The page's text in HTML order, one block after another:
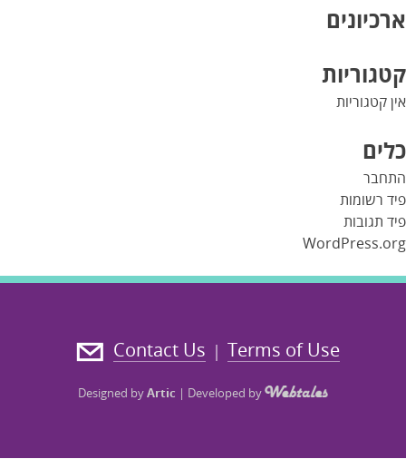
ארכיונים
קטגוריות
אין קטגוריות
כלים
התחבר
פיד רשומות
פיד תגובות
WordPress.org
Terms of Use
|
Contact Us
Designed byArtic | Developed by